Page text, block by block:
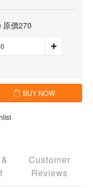
原價270
BUY NOW
Customer
Reviews